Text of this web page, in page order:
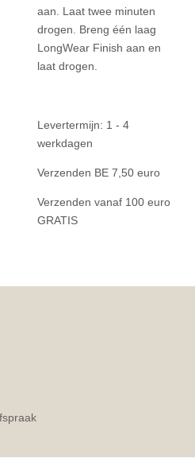
aan. Laat twee minuten
drogen. Breng één laag
LongWear Finish aan en
laat drogen.
Levertermijn: 1 - 4
werkdagen
Verzenden BE 7,50 euro
Verzenden vanaf 100 euro
GRATIS